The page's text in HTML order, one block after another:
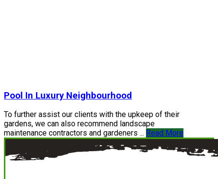
Pool In Luxury Neighbourhood
To further assist our clients with the upkeep of their
gardens, we can also recommend landscape
maintenance contractors and gardeners ... Read More